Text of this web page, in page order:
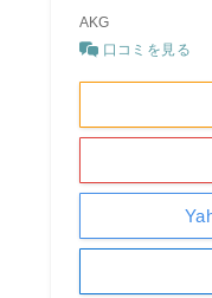
AKG
口コミを見る